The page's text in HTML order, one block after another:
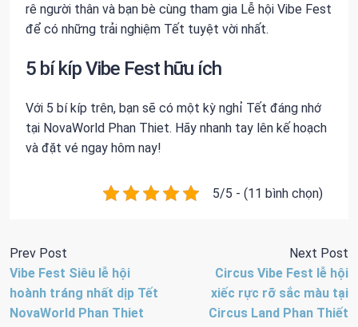
rê người thân và bạn bè cùng tham gia Lễ hội Vibe Fest
để có những trải nghiệm Tết tuyệt vời nhất.
5 bí kíp Vibe Fest hữu ích
Với 5 bí kíp trên, bạn sẽ có một kỳ nghỉ Tết đáng nhớ
tại NovaWorld Phan Thiet. Hãy nhanh tay lên kế hoạch
và đặt vé ngay hôm nay!
5/5 - (11 bình chọn)
Prev Post
Vibe Fest Siêu lễ hội
hoành tráng nhất dịp Tết
NovaWorld Phan Thiet
Next Post
Circus Vibe Fest lễ hội
xiếc rực rỡ sắc màu tại
Circus Land Phan Thiết